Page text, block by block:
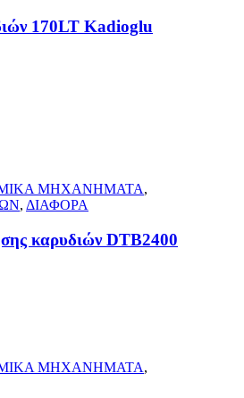
170LT Kadioglu
ΜΗΧΑΝΗΜΑΤΑ,
, ΔΙΑΦΟΡΑ
καρυδιών DTB2400
ΜΗΧΑΝΗΜΑΤΑ,